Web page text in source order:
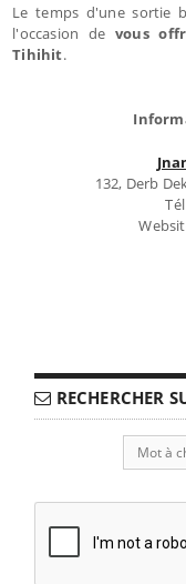
Le temps d'une sortie
l'occasion de vous
Tihihit.
132, Derb
RECHERCHER